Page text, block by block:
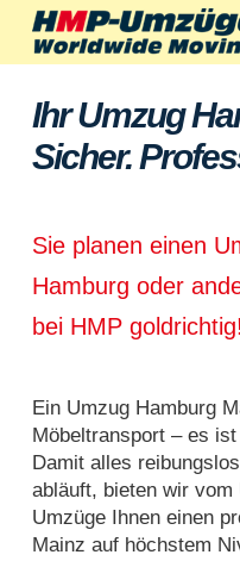
Ihr Umzug
Sicher.
Sie planen einen
Hamburg oder
bei HMP goldrichtig!
Ein Umzug Hamburg
Möbeltransport – es
Damit alles
abläuft, bieten wir vom
Umzüge Ihnen einen
Mainz auf höchstem